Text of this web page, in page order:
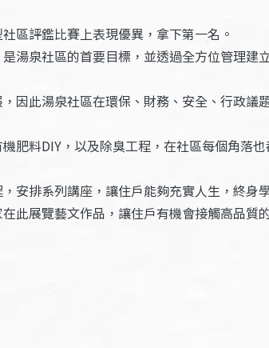
區評鑑比賽上表現優異，拿下第一名。
湯泉社區的首要目標，並透過全方位管理
因此湯泉社區在環保、財務、安全、行政
肥料DIY，以及除臭工程，在社區每個角落
安排系列講座，讓住戶能夠充實人生，終身
此展覽藝文作品，讓住戶有機會接觸高品